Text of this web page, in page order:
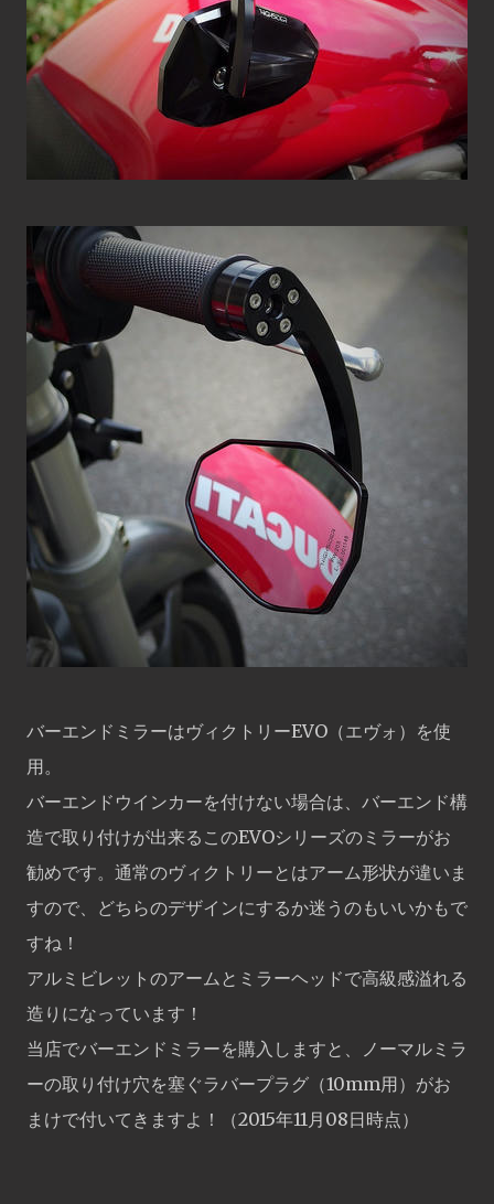
バーエンドミラーはヴィクトリーEVO（エヴォ）を使
用。
バーエンドウインカーを付けない場合は、バーエンド構
造で取り付けが出来るこのEVOシリーズのミラーがお
勧めです。通常のヴィクトリーとはアーム形状が違いま
すので、どちらのデザインにするか迷うのもいいかもで
すね！
アルミビレットのアームとミラーヘッドで高級感溢れる
造りになっています！
当店でバーエンドミラーを購入しますと、ノーマルミラ
ーの取り付け穴を塞ぐラバープラグ（10mm用）がお
まけで付いてきますよ！（2015年11月08日時点）